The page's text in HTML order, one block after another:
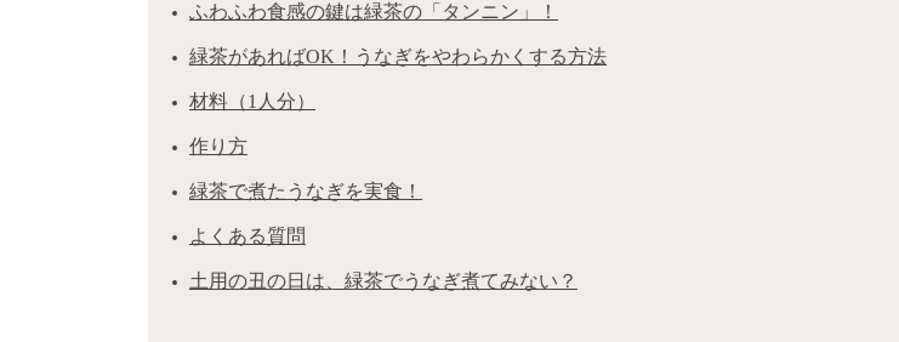
ふわふわ食感の鍵は緑茶の「タンニン」！
緑茶があればOK！うなぎをやわらかくする方法
材料（1人分）
作り方
緑茶で煮たうなぎを実食！
よくある質問
土用の丑の日は、緑茶でうなぎ煮てみない？